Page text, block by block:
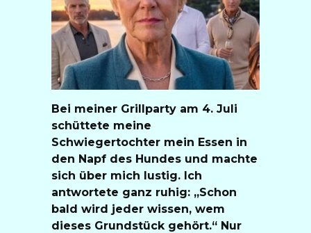
Bei meiner Grillparty am 4. Juli
schüttete meine
Schwiegertochter mein Essen in
den Napf des Hundes und machte
sich über mich lustig. Ich
antwortete ganz ruhig: „Schon
bald wird jeder wissen, wem
dieses Grundstück gehört.“ Nur